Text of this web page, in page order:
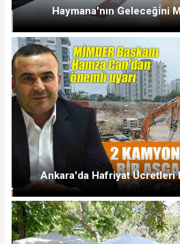
Haymana'nın Geleceğini
Ankara'da Hafriyat Ücretleri